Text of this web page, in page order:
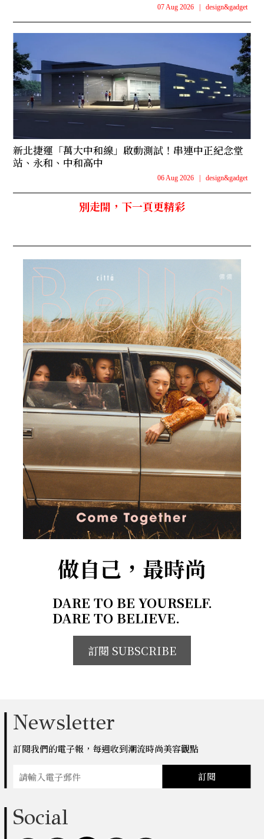
07 Aug 2026 design&gadget
新北捷運「萬大中和線」啟動測試！串連中正紀念堂
站、永和、中和高中
06 Aug 2026 design&gadget
別走開，下一頁更精彩
做自己，最時尚
DARE TO BE YOURSELF.
DARE TO BELIEVE.
訂閱 SUBSCRIBE
Newsletter
訂閱我們的電子報，每週收到潮流時尚美容觀點
訂閱
Social